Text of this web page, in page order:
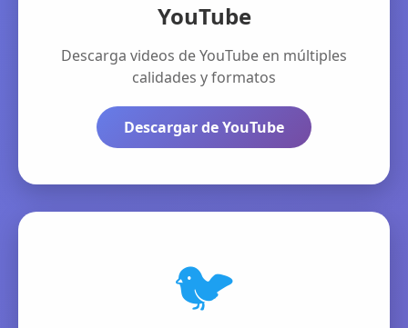
YouTube
Descarga videos de YouTube en múltiples
calidades y formatos
Descargar de YouTube
🐦